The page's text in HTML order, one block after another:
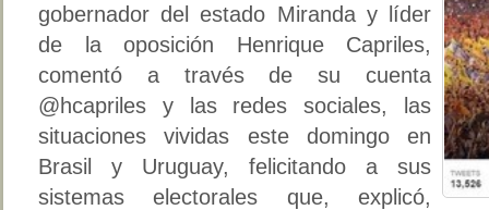
gobernador del estado Miranda y líder
de la oposición Henrique Capriles,
comentó a través de su cuenta
@hcapriles y las redes sociales, las
situaciones vividas este domingo en
Brasil y Uruguay, felicitando a sus
sistemas electorales que, explicó,